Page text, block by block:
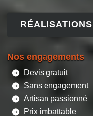
RÉALISATIONS
Nos engagements
Devis gratuit
Sans engagement
Artisan passionné
Prix imbattable